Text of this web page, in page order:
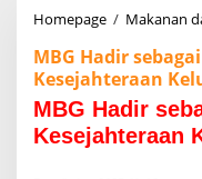
Homepage / Makanan
MBG Hadir
Kesejahteraan
MBG Hadir
Kesejahteraan